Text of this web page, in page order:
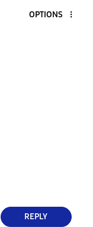
OPTIONS
REPLY